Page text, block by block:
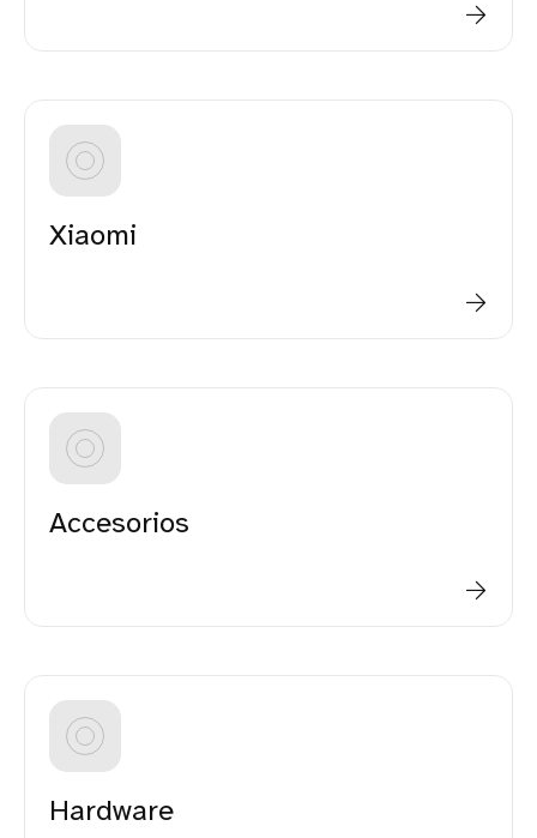
Xiaomi
Accesorios
Hardware